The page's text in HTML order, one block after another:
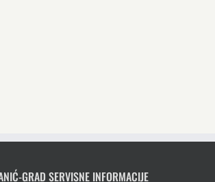
GRAD SERVISNE INFORMACIJE